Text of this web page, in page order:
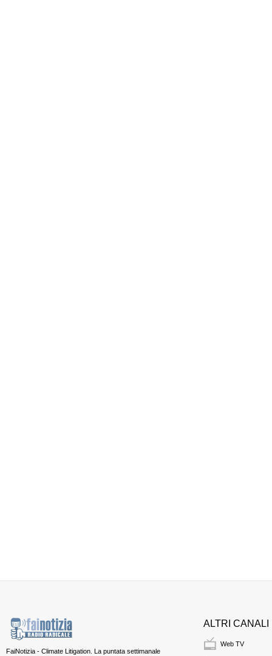
FaiNotizia - Climate Litigation. La puntata settimanale
ALTRI CANALI
Web TV